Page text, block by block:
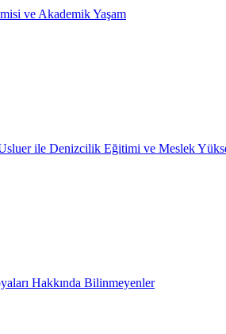
ve Akademik Yaşam
ile Denizcilik Eğitimi ve Meslek
Hakkında Bilinmeyenler